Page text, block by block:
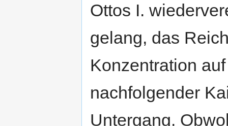
Ottos I.
gelang, das
Konzentration
nachfolgender
Untergang.